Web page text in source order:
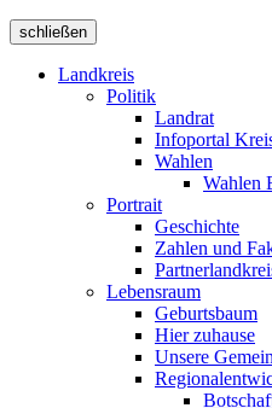
schließen
Landkreis
Politik
Landrat
Infoportal
Wahlen
Wahlen
Portrait
Geschichte
Zahlen und
Lebensraum
Geburtsbaum
Hier zuhause
Unsere